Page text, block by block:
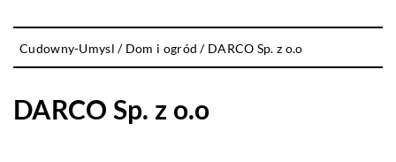
Cudowny-Umysl / Dom i ogród / DARCO Sp. z o.o
DARCO Sp. z o.o